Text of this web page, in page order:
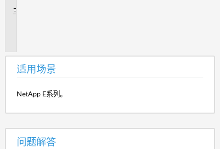
适用场景
NetApp E系列。
问题解答